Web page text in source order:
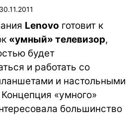
30.11.2011
Lenovo готовит к
«умный» телевизор,
будет
и работать со
и настольными
«умного»
большинство